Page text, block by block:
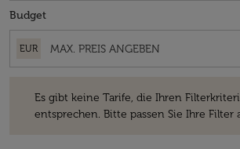
Budget
EUR
Es gibt keine Tarife, die Ihren
entsprechen. Bitte passen Sie Ihre Filter